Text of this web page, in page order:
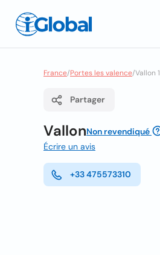
France/Portes les valence/Vallon 1
Partager
VallonNon revendiqué
Écrire un avis
+33 475573310